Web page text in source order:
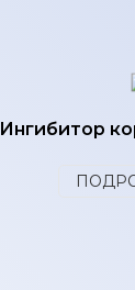
Ингибитор